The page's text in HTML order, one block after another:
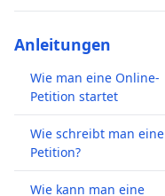
Anleitungen
Wie man eine Online-
Petition startet
Wie schreibt man eine
Petition?
Wie kann man eine